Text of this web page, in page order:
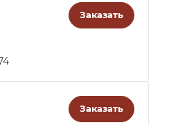
Заказать
Заказать